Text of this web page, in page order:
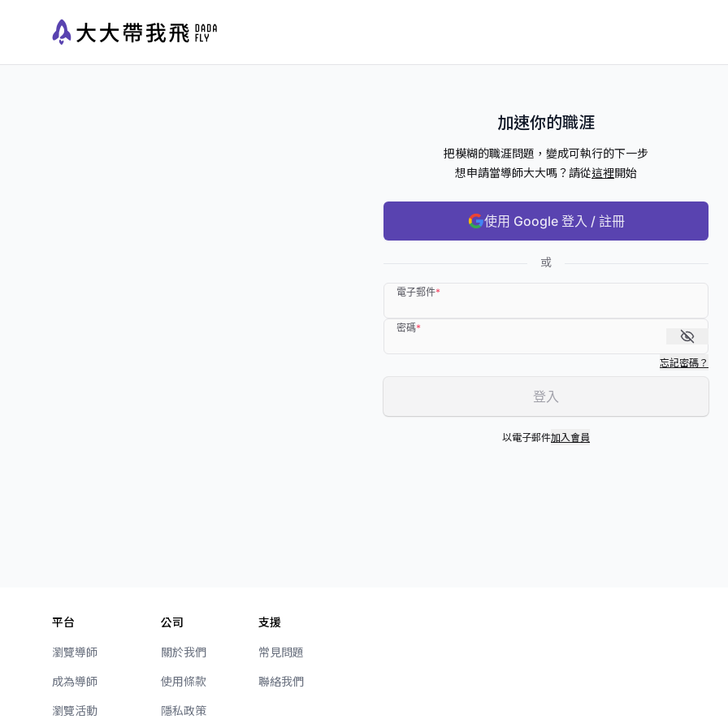
加速你的職涯
把模糊的職涯問題，變成可執行的下一步
想申請當導師大大嗎？請從這裡開始
使用 Google 登入 / 註冊
或
電子郵件*
密碼*
忘記密碼？
登入
以電子郵件加入會員
平台
瀏覽導師
成為導師
瀏覽活動
公司
關於我們
使用條款
隱私政策
支援
常見問題
聯絡我們